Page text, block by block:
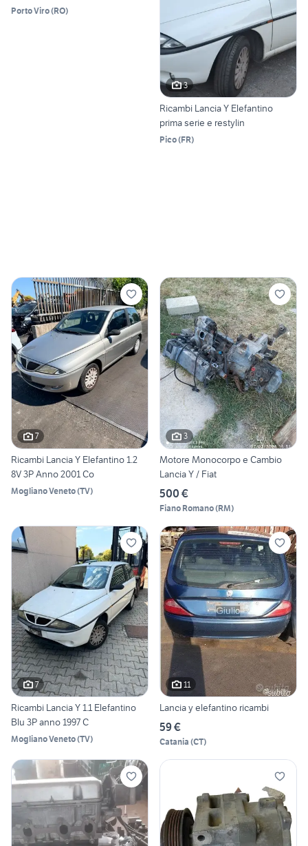
Porto Viro(RO)
3
Ricambi Lancia Y Elefantino
prima serie e restylin
Pico(FR)
7
Ricambi Lancia Y Elefantino 1.2
8V 3P Anno 2001 Co
Mogliano Veneto(TV)
3
Motore Monocorpo e Cambio
Lancia Y / Fiat
500 €
Fiano Romano(RM)
7
Ricambi Lancia Y 1.1 Elefantino
Blu 3P anno 1997 C
Mogliano Veneto(TV)
11
Lancia y elefantino ricambi
59 €
Catania (CT)